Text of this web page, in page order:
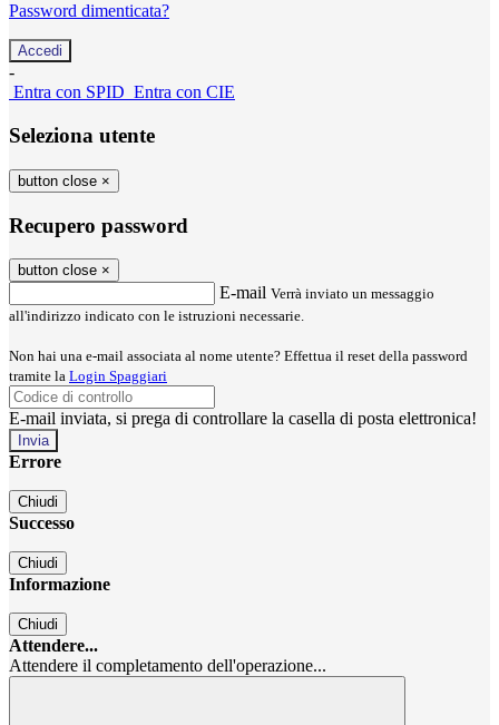
Password dimenticata?
-
Entra con SPID Entra con CIE
Seleziona utente
button close ×
Recupero password
button close ×
E-mail Verrà inviato un messaggio
all'indirizzo indicato con le istruzioni necessarie.
Non hai una e-mail associata al nome utente? Effettua il reset della password
tramite la Login Spaggiari
E-mail inviata, si prega di controllare la casella di posta elettronica!
Errore
Chiudi
Successo
Chiudi
Informazione
Chiudi
Attendere...
Attendere il completamento dell'operazione...